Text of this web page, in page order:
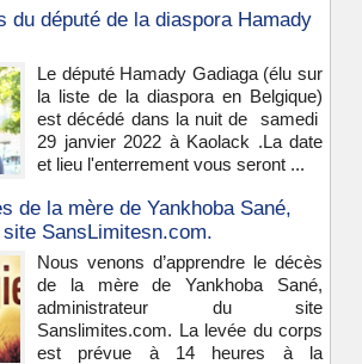
du député de la diaspora Hamady
Le député Hamady Gadiaga (élu sur
la liste de la diaspora en Belgique)
est décédé dans la nuit de samedi
29 janvier 2022 à Kaolack .La date
et lieu l'enterrement vous seront ...
de la mère de Yankhoba Sané,
SansLimitesn.com.
Nous venons d’apprendre le décès
de la mère de Yankhoba Sané,
administrateur du site
Sanslimites.com. La levée du corps
est prévue à 14 heures à la